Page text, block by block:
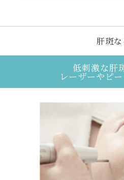
肝斑な
低刺激な肝
レーザーやピ